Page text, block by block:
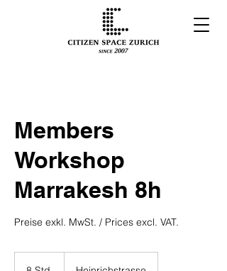
Members
Workshop
Marrakesh 8h
Preise exkl. MwSt. / Prices excl. VAT.